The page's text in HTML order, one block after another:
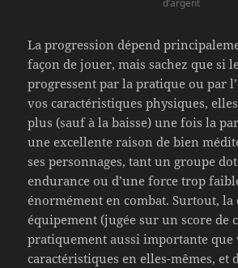
La progression dépend
façon de jouer, mais sachez que si
progressent par la pratique ou par
vos caractéristiques physiques,
plus (sauf à la baisse) une fois la
une excellente raison de bien
ses personnages, tant un groupe
endurance ou d’une force trop
énormément en combat. Surtout,
équipement (jugée sur un score de
pratiquement aussi importante que
caractéristiques en elles-mêmes, et